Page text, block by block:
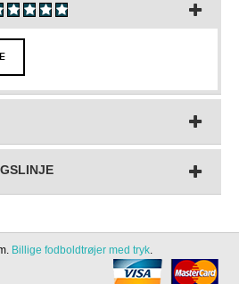
Billige fodboldtrøjer med tryk.